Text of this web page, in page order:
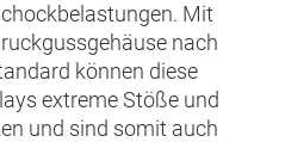
Mit
nach
können diese
extreme Stöße und
und sind somit auch